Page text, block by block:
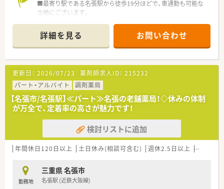
■最寄り駅である名張駅から徒歩19分ほどで、車通勤も可能な
立地にございます。
しています。
■薬剤師は常時2名体制で、その他に事務員の方も在籍しており
比較的ゆとりをもって業務に取り組めます。
【法人特徴について】
■明治35年創業の歴史と実績があり、名張市に3店舗を展開する
地域に深く貢献する老舗の調剤薬局です。
■社長は三重県薬剤師会や伊賀薬剤師会の要職を経験されてお
り、地域医療の発展に熱意を持って取り組んでおられます。
■20代から50代まで幅広い年代の薬剤師が在籍し、結婚や出産
以外の退職者が少なく、高い定着率が自慢です。
【求人情報について】
■年収は経験やスキルに応じて500万円から600万円の範囲で決
■昇給は年1回7月に業績に応じてあり、賞与は年2回7月と12月
に支給実績がございます。
■退職金制度や充実した教育制度が整っており、寮・借上社宅に
詳細を見る お問い合わせ
更新日： 2026/07/23 薬剤師求人ID： 215232
パート・アルバイト
調剤薬局
【名張市/名張駅】≪パート≫名張の老舗薬局！◇休みの体制
が万全で、定着率の高さが魅力です！
検討リストに追加
年間休日120日以上 土日休み(相談可含む) 週休2.5日以上 残業な
勤務地
三重県 名張市
名張駅 (近鉄大阪線)